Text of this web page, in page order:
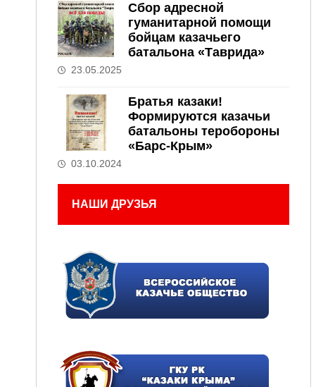
Сбор адресной
гуманитарной помощи
бойцам казачьего
батальона «Таврида»
23.05.2025
Братья казаки!
Формируются казачьи
батальоны теробороны
«Барс-Крым»
03.10.2024
НАШИ ДРУЗЬЯ